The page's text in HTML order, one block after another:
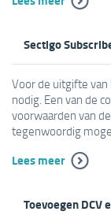
Sectigo
Voor de uitgifte van
nodig. Een van de
voorwaarden van
tegenwoordig
Lees meer
Toevoegen